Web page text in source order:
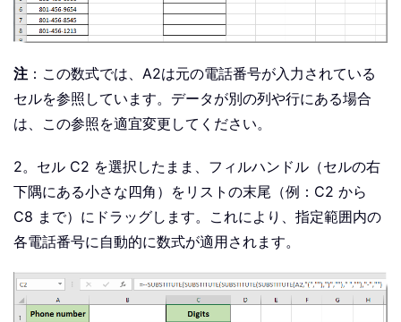
注 ：この数式では、 A2は元の電話番号が入力されている
セルを参照しています。データが別の列や行にある場合
は、この参照を適宜変更してください。
2。セル C2 を選択したまま、フィルハンドル（セルの右
下隅にある小さな四角）をリストの末尾（例：C2 から
C8 まで）にドラッグします。これにより、指定範囲内の
各電話番号に自動的に数式が適用されます。